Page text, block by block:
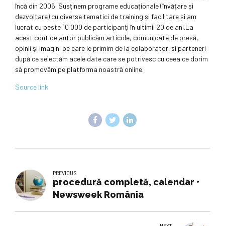
încă din 2006. Susținem programe educaționale (învățare și
dezvoltare) cu diverse tematici de training și facilitare și am
lucrat cu peste 10 000 de participanți în ultimii 20 de ani.La
acest cont de autor publicăm articole, comunicate de presă,
opinii și imagini pe care le primim de la colaboratori și parteneri
după ce selectăm acele date care se potrivesc cu ceea ce dorim
să promovăm pe platforma noastră online.
Source link
PREVIOUS
procedură completă, calendar •
Newsweek România